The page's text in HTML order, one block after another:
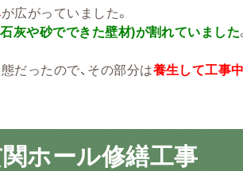
が広がっていました。
灰や砂でできた壁材)が割れていました
だったので、その部分は養生して工事
ホール修繕工事